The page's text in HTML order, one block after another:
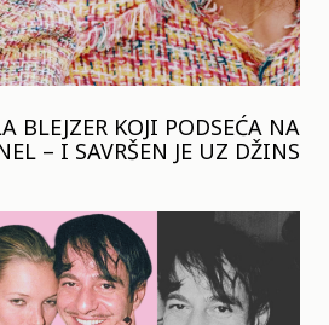
BLEJZER KOJI PODSEĆA NA
– I SAVRŠEN JE UZ DŽINS